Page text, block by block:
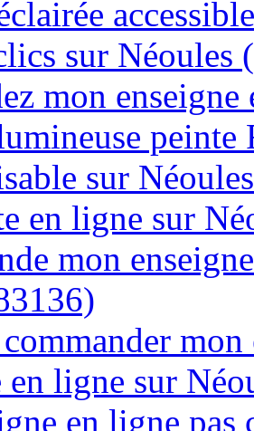
sur Néoules
mon
sur
en ligne sur
mon
en ligne sur
en ligne pas